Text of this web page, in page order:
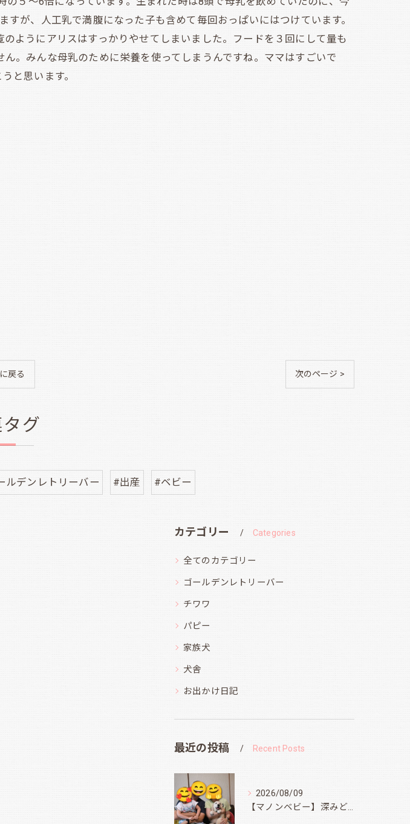
が、人工乳で満腹になった子も含めて毎回おっぱいにはつけています。
ようにアリスはすっかりやせてしまいました。フードを３回にして量も
。みんな母乳のために栄養を使ってしまうんですね。ママはすごいで
と思います。
戻る 次のページ >
グ
ルデンレトリーバー #出産 #ベビー
カテゴリー Categories
全てのカテゴリー
ゴールデンレトリーバー
チワワ
パピー
家族犬
犬舎
お出かけ日記
最近の投稿 Recent Posts
2026/08/09
【マノンベビー】深みどり君